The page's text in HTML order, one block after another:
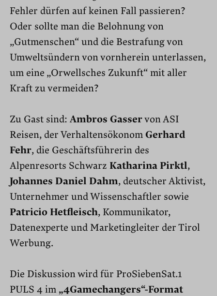
Fehler dürfen auf keinen Fall passieren?
Oder sollte man die Belohnung von
„Gutmenschen“ und die Bestrafung von
Umweltsündern von vornherein unterlassen,
um eine „Orwellsches Zukunft“ mit aller
Kraft zu vermeiden?
Zu Gast sind:Ambros Gasservon ASI
Reisen, der Verhaltensökonom Gerhard
Fehr, die Geschäftsführerin des
Alpenresorts Schwarz Katharina Pirktl,
Johannes Daniel Dahm, deutscher Aktivist,
Unternehmer und Wissenschaftler sowie
Patricio Hetfleisch, Kommunikator,
Datenexperte und Marketingleiter der Tirol
Werbung.
Die Diskussion wird für ProSiebenSat.1
PULS 4 im „4Gamechangers“-Format